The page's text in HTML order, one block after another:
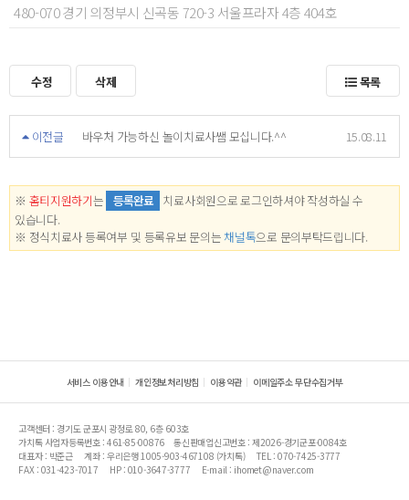
480-070 경기 의정부시 신곡동 720-3 서울프라자 4층 404호
수정 삭제 목록
이전글 바우처 가능하신 놀이치료사쌤 모십니다.^^ 15.08.11
※ 홈티지원하기는 등록완료 치료사회원으로 로그인하셔야 작성하실 수
있습니다.
※ 정식치료사 등록여부 및 등록유보 문의는 채널톡으로 문의부탁드립니다.
서비스 이용안내 개인정보처리방침 이용약관 이메일주소 무단수집거부
고객센터 : 경기도 군포시 광정로 80, 6층 603호
가치톡 사업자등록번호 : 461-85-00876
통신판매업신고번호 : 제2026-경기군포-0084호
대표자 : 박준근
계좌 : 우리은행 1005-903-467108 (가치톡)
TEL : 070-7425-3777
FAX : 031-423-7017
HP : 010-3647-3777 E-mail : ihomet@naver.com